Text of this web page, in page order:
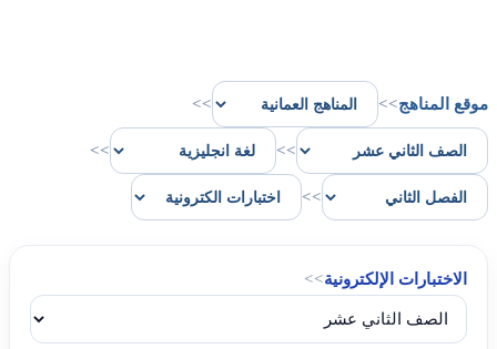
موقع المناهج>>
>>
>>
>>
>>
الاختبارات الإلكترونية>>